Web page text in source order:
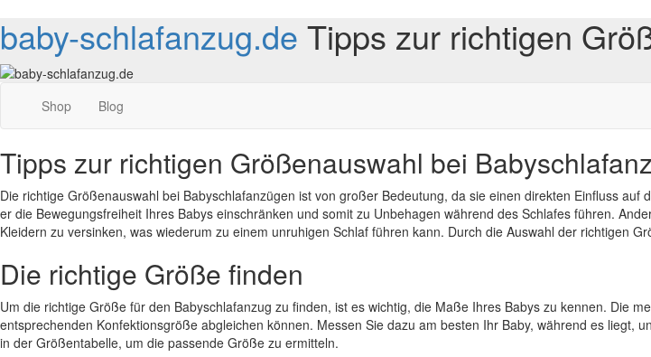
baby-schlafanzug.de Tipps zur richtigen
Shop Blog
Tipps zur richtigen Größenauswahl bei
Die richtige Größenauswahl bei Babyschlafanzügen ist von großer Bedeutung, da sie einen direkten Einfluss
er die Bewegungsfreiheit Ihres Babys einschränken und somit zu Unbehagen während des Schlafes führen.
Kleidern zu versinken, was wiederum zu einem unruhigen Schlaf führen kann. Durch die Auswahl der richtigen
Die richtige Größe finden
Um die richtige Größe für den Babyschlafanzug zu finden, ist es wichtig, die Maße Ihres Babys zu kennen. Die
entsprechenden Konfektionsgröße abgleichen können. Messen Sie dazu am besten Ihr Baby, während es liegt,
in der Größentabelle, um die passende Größe zu ermitteln.